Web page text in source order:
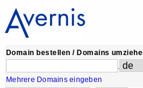
Domain bestellen / Domains
.
Mehrere Domains eingeben